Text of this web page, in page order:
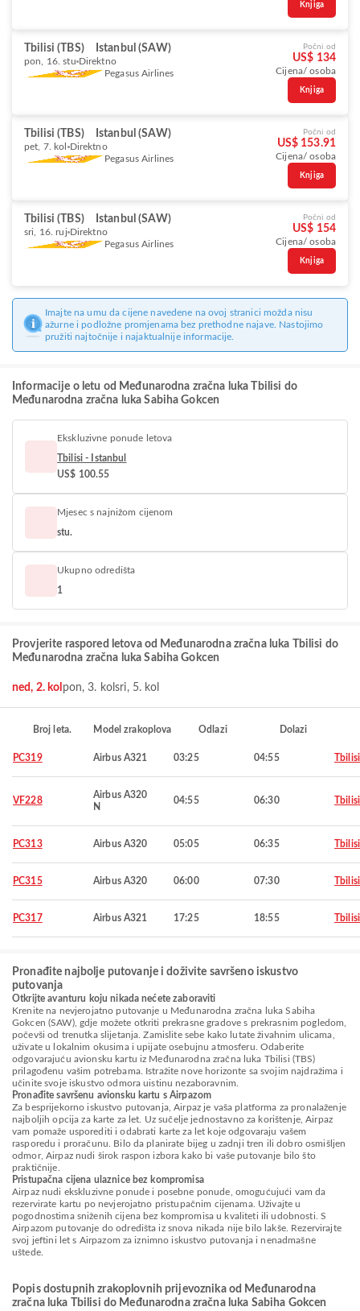
Knjiga
Tbilisi (TBS) Istanbul (SAW)
pon, 16. stu Direktno
Pegasus Airlines
Počni od
US$ 134
Cijena/ osoba
Knjiga
Tbilisi (TBS) Istanbul (SAW)
pet, 7. kol Direktno
Pegasus Airlines
Počni od
US$ 153.91
Cijena/ osoba
Knjiga
Tbilisi (TBS) Istanbul (SAW)
sri, 16. ruj Direktno
Pegasus Airlines
Počni od
US$ 154
Cijena/ osoba
Knjiga
Imajte na umu da cijene navedene na ovoj stranici možda nisu
ažurne i podložne promjenama bez prethodne najave. Nastojimo
pružiti najtočnije i najaktualnije informacije.
Informacije o letu od Međunarodna zračna luka Tbilisi do
Međunarodna zračna luka Sabiha Gokcen
Ekskluzivne ponude letova
Tbilisi - Istanbul
US$ 100.55
Mjesec s najnižom cijenom
stu.
Ukupno odredišta
1
Provjerite raspored letova od Međunarodna zračna luka Tbilisi do
Međunarodna zračna luka Sabiha Gokcen
ned, 2. kol pon, 3. kolsri, 5. kol
Broj leta. Model zrakoplova Odlazi Dolazi
PC319 Airbus A321 03:25 04:55 Tbilisi
VF228
Airbus A320
N
04:55 06:30 Tbilisi
PC313 Airbus A320 05:05 06:35 Tbilisi
PC315 Airbus A320 06:00 07:30 Tbilisi
PC317 Airbus A321 17:25 18:55 Tbilisi
Pronađite najbolje putovanje i doživite savršeno iskustvo
putovanja
Otkrijte avanturu koju nikada nećete zaboraviti
Krenite na nevjerojatno putovanje u Međunarodna zračna luka Sabiha
Gokcen (SAW), gdje možete otkriti prekrasne gradove s prekrasnim pogledom,
počevši od trenutka slijetanja. Zamislite sebe kako lutate živahnim ulicama,
uživate u lokalnim okusima i upijate osebujnu atmosferu. Odaberite
odgovarajuću avionsku kartu iz Međunarodna zračna luka Tbilisi (TBS)
prilagođenu vašim potrebama. Istražite nove horizonte sa svojim najdražima i
učinite svoje iskustvo odmora uistinu nezaboravnim.
Pronađite savršenu avionsku kartu s Airpazom
Za besprijekorno iskustvo putovanja, Airpaz je vaša platforma za pronalaženje
najboljih opcija za karte za let. Uz sučelje jednostavno za korištenje, Airpaz
vam pomaže usporediti i odabrati karte za let koje odgovaraju vašem
rasporedu i proračunu. Bilo da planirate bijeg u zadnji tren ili dobro osmišljen
odmor, Airpaz nudi širok raspon izbora kako bi vaše putovanje bilo što
praktičnije.
Pristupačna cijena ulaznice bez kompromisa
Airpaz nudi ekskluzivne ponude i posebne ponude, omogućujući vam da
rezervirate kartu po nevjerojatno pristupačnim cijenama. Uživajte u
pogodnostima sniženih cijena bez kompromisa u kvaliteti ili udobnosti. S
Airpazom putovanje do odredišta iz snova nikada nije bilo lakše. Rezervirajte
svoj jeftini let s Airpazom za iznimno iskustvo putovanja i nenadmašne
uštede.
Popis dostupnih zrakoplovnih prijevoznika od Međunarodna
zračna luka Tbilisi do Međunarodna zračna luka Sabiha Gokcen